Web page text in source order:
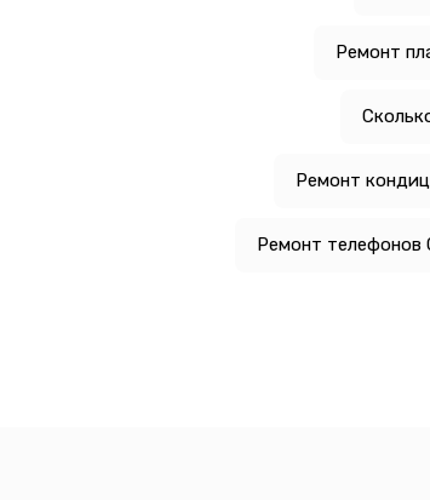
Ремонт
Ремонт
Ремонт телефонов